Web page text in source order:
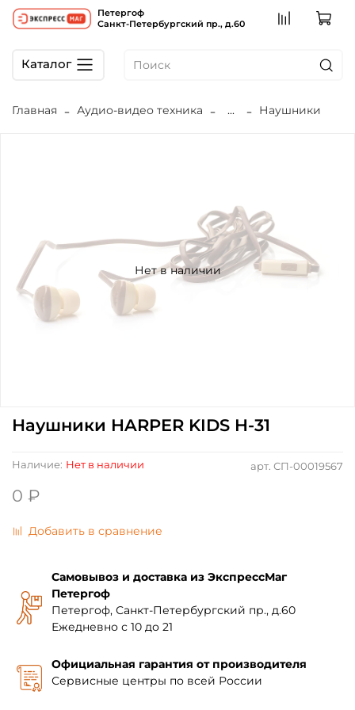
Петергоф
Санкт-Петербургский пр., д.60
Каталог
Главная Аудио-видео техника ... Наушники
Нет в наличии
арт. СП-00019567
Наличие: Нет в наличии
Наушники HARPER KIDS H-31
0 ₽
Добавить в сравнение
Самовывоз и доставка из ЭкспрессМаг
Петергоф
Петергоф, Санкт-Петербургский пр., д.60
Ежедневно с 10 до 21
Официальная гарантия от производителя
Сервисные центры по всей России